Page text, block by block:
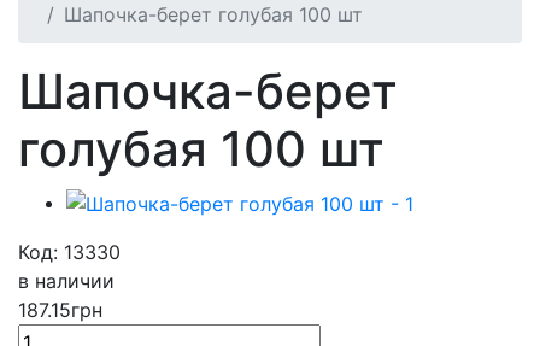
Шапочка-берет голубая 100 шт
Шапочка-берет
голубая 100 шт
Код: 13330
в наличии
187.15грн